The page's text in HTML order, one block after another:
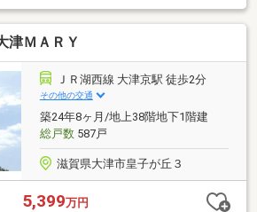
棚・エアコン付きで、室内は大変キレイ
津ＭＡＲＹ
ＪＲ湖西線 大津京駅 徒歩2分
その他の交通
築24年8ヶ月/地上38階地下1階建
総戸数587戸
滋賀県大津市皇子が丘３
5,399万円